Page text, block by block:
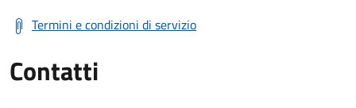
Termini e condizioni di servizio
Contatti